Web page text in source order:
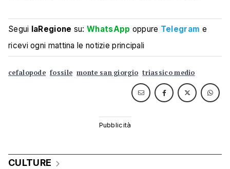
Segui laRegione su:WhatsApp oppure Telegram e
ricevi ogni mattina le notizie principali
cefalopode fossile monte san giorgio triassico medio
CULTURE